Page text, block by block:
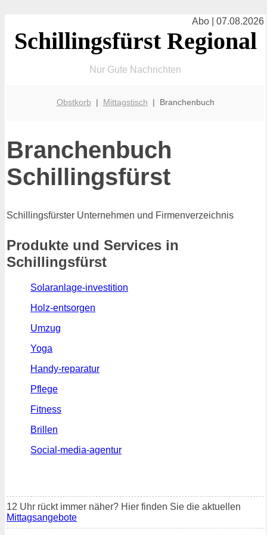
Abo | 07.08.2026
Schillingsfürst Regional
Nur Gute Nachrichten
Obstkorb | Mittagstisch | Branchenbuch
Branchenbuch
Schillingsfürst
Schillingsfürster Unternehmen und Firmenverzeichnis
Produkte und Services in
Schillingsfürst
Solaranlage-investition
Holz-entsorgen
Umzug
Yoga
Handy-reparatur
Pflege
Fitness
Brillen
Social-media-agentur
12 Uhr rückt immer näher? Hier finden Sie die aktuellen
Mittagsangebote